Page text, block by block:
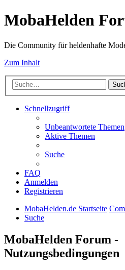
MobaHelden
Die Community für heldenhafte
Zum Inhalt
Schnellzugriff
Unbeantwortete Themen
Aktive Themen
Suche
FAQ
Anmelden
Registrieren
MobaHelden.de Startseite
Suche
MobaHelden Forum -
Nutzungsbedingungen